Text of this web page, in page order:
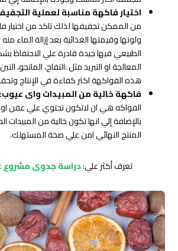
اختيار فاكهة مناسبة لعملية
من الممكن تجفيفها لذلك تاكد من
ولونها وقيمتها الغذائية بعد إزالة الماء
الطبيعي فيها جيدة قادرة علي الاحتفاظ
المعالجة او التبريد مثل :التفاح، المانجو،
هذه الفواكهة اكثر كفاءة في الإنتاج
فاكهة خالية من المبيدات واى عيوب:
الفواكه هي ان لاتكون تحتوي علي عفن
بالإضافة إلي انها تكون خالية من
المنتج النهائي امن علي صحة المستهلك.
تعرف أكثر علي:دراسة جدوى مشروع